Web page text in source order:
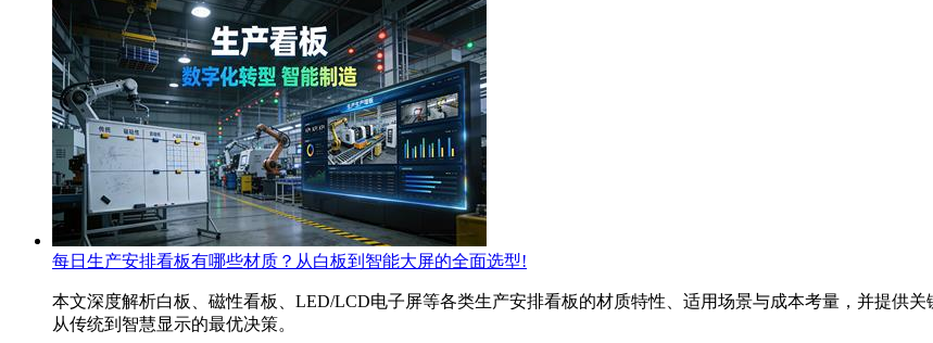
每日生产安排看板有哪些材质？从白板到智能大屏的全面选型!
本文深度解析白板、磁性看板、LED/LCD电子屏等各类生产安排看板的材质特性、适用场景与成本考量，并提供
从传统到智慧显示的最优决策。